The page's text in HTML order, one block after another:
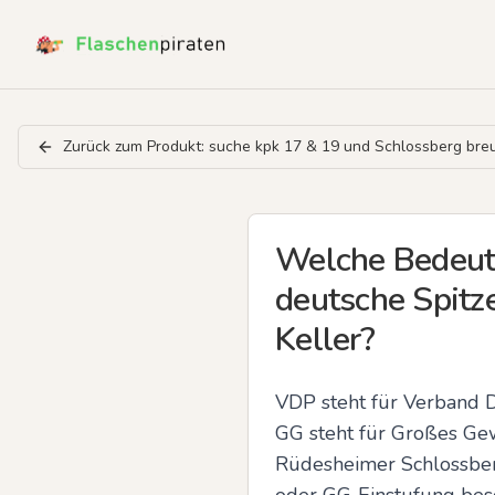
Zurück zum Produkt: suche kpk 17 & 19 und Schlossberg
Welche
deutsche
Keller?
VDP steht für Verband
GG steht für Großes
Rüdesheimer